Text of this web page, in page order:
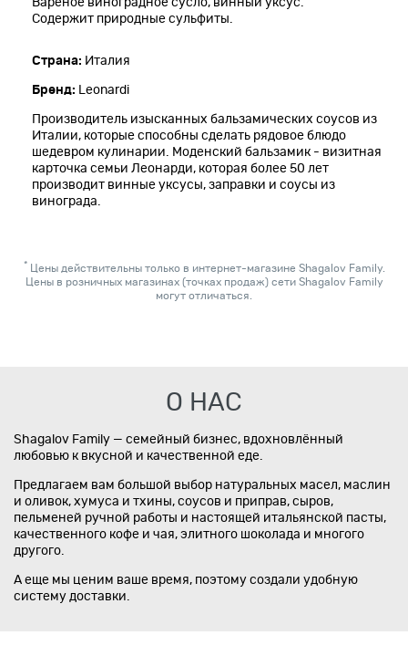
Содержит природные сульфиты.
Страна: Италия
Бренд: Leonardi
Производитель изысканных бальзамических соусов из
Италии, которые способны сделать рядовое блюдо
шедевром кулинарии. Моденский бальзамик - визитная
карточка семьи Леонарди, которая более 50 лет
производит винные уксусы, заправки и соусы из
винограда.
* Цены действительны только в интернет-магазине Shagalov Family.
Цены в розничных магазинах (точках продаж) сети Shagalov Family
могут отличаться.
О НАС
Shagalov Family — семейный бизнес, вдохновлённый
любовью к вкусной и качественной еде.
Предлагаем вам большой выбор натуральных масел, маслин
и оливок, хумуса и тхины, соусов и приправ, сыров,
пельменей ручной работы и настоящей итальянской пасты,
качественного кофе и чая, элитного шоколада и многого
другого.
А еще мы ценим ваше время, поэтому создали удобную
систему доставки.